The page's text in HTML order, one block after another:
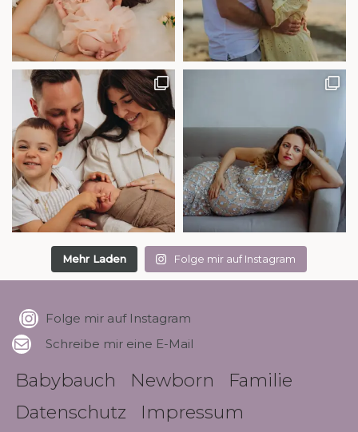
Mehr Laden Folge mir auf Instagram
Folge mir auf Instagram
Schreibe mir eine E-Mail
Babybauch Newborn
Familie
Datenschutz
Impressum